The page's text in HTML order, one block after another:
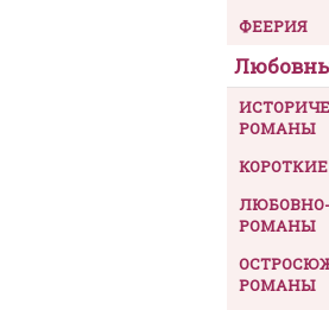
ФЕЕРИЯ
РОМАНЫ
РОМАНЫ
РОМАНЫ